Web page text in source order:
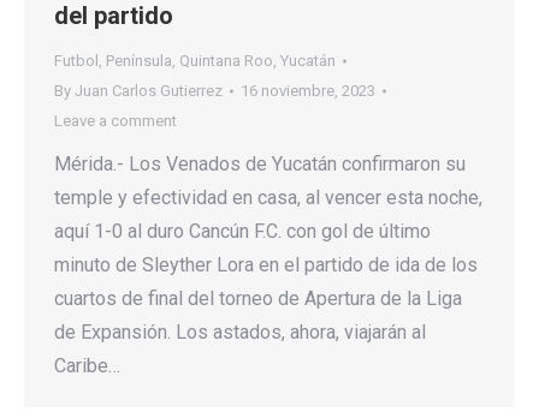
del partido
Futbol , Península, Quintana Roo, Yucatán
By Juan Carlos Gutierrez
16 noviembre, 2023
Leave a comment
Mérida.- Los Venados de Yucatán confirmaron su
temple y efectividad en casa, al vencer esta noche,
aquí 1-0 al duro Cancún F.C. con gol de último
minuto de Sleyther Lora en el partido de ida de los
cuartos de final del torneo de Apertura de la Liga
de Expansión. Los astados, ahora, viajarán al
Caribe…